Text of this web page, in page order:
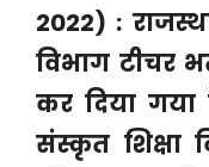
2022) :
विभाग टीचर
कर दिया गया
संस्कृत शिक्षा